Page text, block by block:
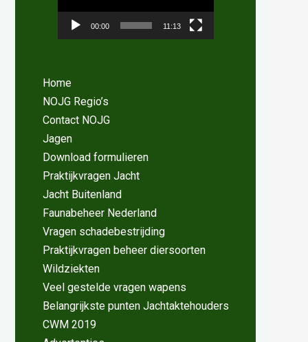
00:00 11:13
Home
NOJG Regio’s
Contact NOJG
Jagen
Download formulieren
Praktijkvragen Jacht
Jacht Buitenland
Faunabeheer Nederland
Vragen schadebestrijding
Praktijkvragen beheer diersoorten
Wildziekten
Veel gestelde vragen wapens
Belangrijkste punten Jachtaktehouders
CWM 2019